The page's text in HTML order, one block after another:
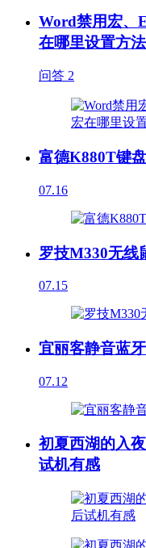
Word禁用宏、
在哪里设置方
问答 2
富德K880T键
07.16
罗技M330无线
07.15
宜丽客静音蓝
07.12
初夏西湖的入
试机有感